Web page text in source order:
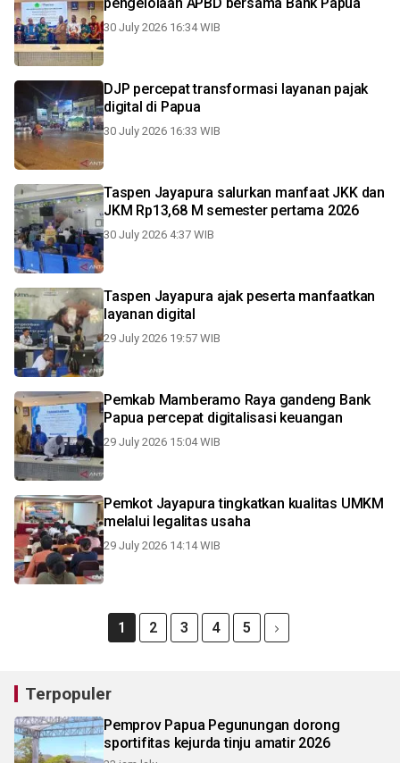
30 July 2026 16:34 WIB
DJP percepat transformasi layanan pajak
digital di Papua
30 July 2026 16:33 WIB
Taspen Jayapura salurkan manfaat JKK dan
JKM Rp13,68 M semester pertama 2026
30 July 2026 4:37 WIB
Taspen Jayapura ajak peserta manfaatkan
layanan digital
29 July 2026 19:57 WIB
Pemkab Mamberamo Raya gandeng Bank
Papua percepat digitalisasi keuangan
29 July 2026 15:04 WIB
Pemkot Jayapura tingkatkan kualitas UMKM
melalui legalitas usaha
29 July 2026 14:14 WIB
1 2 3 4 5
Terpopuler
Pemprov Papua Pegunungan dorong
sportifitas kejurda tinju amatir 2026